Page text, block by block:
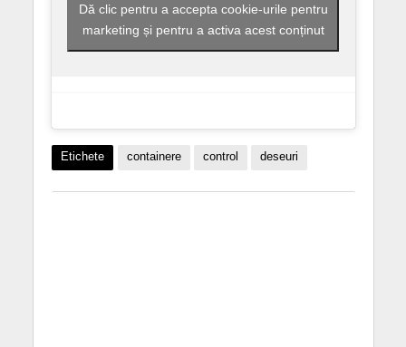
Dă clic pentru a accepta cookie-urile pentru
marketing și pentru a activa acest conținut
Etichete containere control deseuri